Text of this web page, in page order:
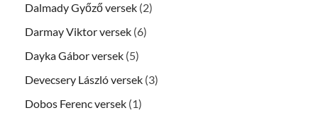
Dalmady Győző versek (2)
Darmay Viktor versek (6)
Dayka Gábor versek (5)
Devecsery László versek (3)
Dobos Ferenc versek (1)